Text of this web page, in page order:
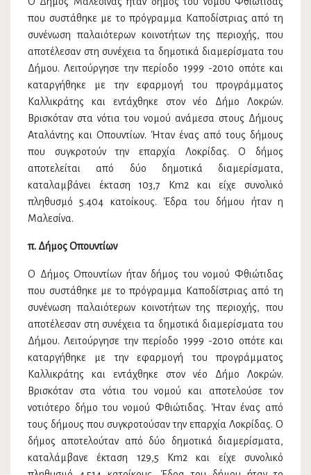
που συστάθηκε με το πρόγραμμα Καποδίστριας από τη
συνένωση παλαιότερων κοινοτήτων της περιοχής, που
αποτέλεσαν στη συνέχεια τα δημοτικά διαμερίσματα του
Δήμου. Λειτούργησε την περίοδο 1999 -2010 οπότε και
καταργήθηκε με την εφαρμογή του προγράμματος
Καλλικράτης και εντάχθηκε στον νέο Δήμο Λοκρών.
Βρισκόταν στα νότια του νομού ανάμεσα στους Δήμους
Αταλάντης και Οπουντίων. Ήταν ένας από τους δήμους
που συγκροτούν την επαρχία Λοκρίδας. Ο δήμος
αποτελείται από δύο δημοτικά διαμερίσματα,
καταλαμβάνει έκταση 103,7 Km2 και είχε συνολικό
πληθυσμό 5.404 κατοίκους. Έδρα του δήμου ήταν η
Μαλεσίνα.
π. Δήμος Οπουντίων
Ο Δήμος Οπουντίων ήταν δήμος του νομού Φθιώτιδας
που συστάθηκε με το πρόγραμμα Καποδίστριας από τη
συνένωση παλαιότερων κοινοτήτων της περιοχής, που
αποτέλεσαν στη συνέχεια τα δημοτικά διαμερίσματα του
Δήμου. Λειτούργησε την περίοδο 1999 -2010 οπότε και
καταργήθηκε με την εφαρμογή του προγράμματος
Καλλικράτης και εντάχθηκε στον νέο Δήμο Λοκρών.
Βρισκόταν στα νότια του νομού και αποτελούσε τον
νοτιότερο δήμο του νομού Φθιώτιδας. Ήταν ένας από
τους δήμους που συγκροτούσαν την επαρχία Λοκρίδας. Ο
δήμος αποτελούταν από δύο δημοτικά διαμερίσματα,
καταλάμβανε έκταση 129,5 Km2 και είχε συνολικό